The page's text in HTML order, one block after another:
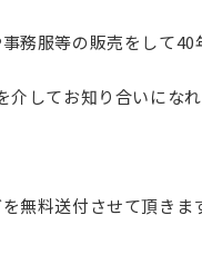
務服等の販売をして40
してお知り合いになれ
無料送付させて頂きま